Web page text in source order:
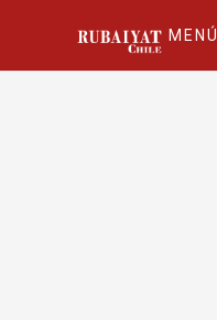
MENÚ